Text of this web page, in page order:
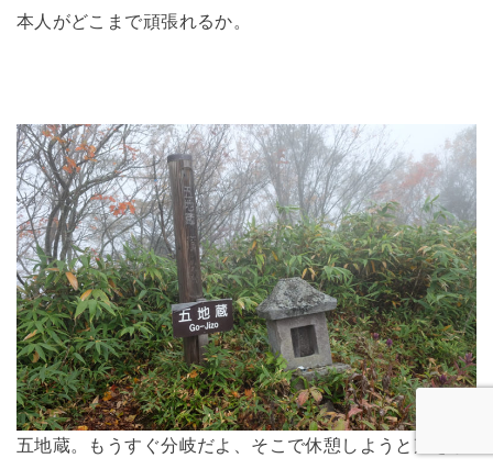
本人がどこまで頑張れるか。
五地蔵。もうすぐ分岐だよ、そこで休憩しようと声をか